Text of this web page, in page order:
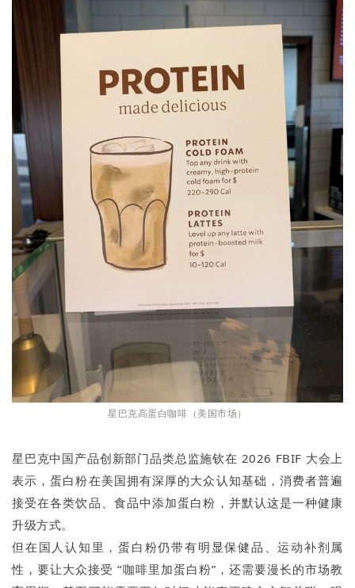
星巴克高蛋白咖啡（美国市场）
星巴克中国产品创新部门品类总监施钦在 2026 FBIF 大会上
表示，蛋白粉在美国拥有深厚的大众认知基础，消费者普遍
接受在各类饮品、食品中添加蛋白粉，并默认这是一种健康
升级方式。
但在国人认知里，蛋白粉仍带有明显保健品、运动补剂属
性，要让大众接受 “咖啡里加蛋白粉”，还需要漫长的市场教